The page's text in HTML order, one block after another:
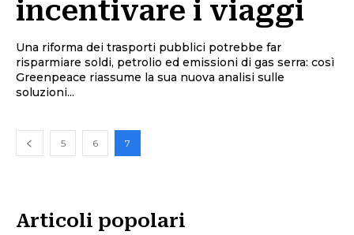
incentivare i viaggi
Una riforma dei trasporti pubblici potrebbe far
risparmiare soldi, petrolio ed emissioni di gas serra: così
Greenpeace riassume la sua nuova analisi sulle
soluzioni...
5 6 7
Articoli popolari